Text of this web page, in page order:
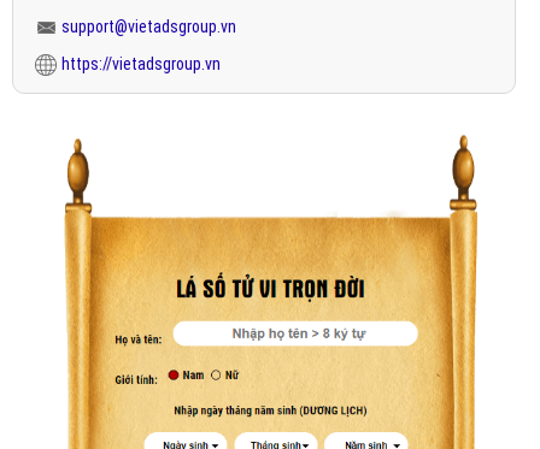
support@vietadsgroup.vn
https://vietadsgroup.vn